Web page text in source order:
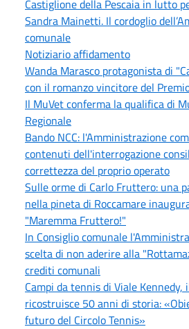
Castiglione della Pescaia in lutto
Sandra Mainetti. Il cordoglio
comunale
Notiziario affidamento
Wanda Marasco protagonista di
con il romanzo vincitore del
Il MuVet conferma la qualifica di
Regionale
Bando NCC: l'Amministrazione
contenuti dell'interrogazione
correttezza del proprio operato
Sulle orme di Carlo Fruttero: una
nella pineta di Roccamare
"Maremma Fruttero!"
In Consiglio comunale
scelta di non aderire alla
crediti comunali
Campi da tennis di Viale Kennedy,
ricostruisce 50 anni di storia:
futuro del Circolo Tennis»